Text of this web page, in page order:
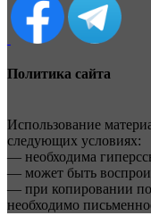
Политика сайта
Использование
следующих условиях:
— необходима
— может быть
— при копировании
необходимо